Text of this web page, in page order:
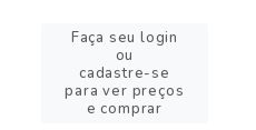
Faça seu login
ou
cadastre-se
para ver preços
e comprar